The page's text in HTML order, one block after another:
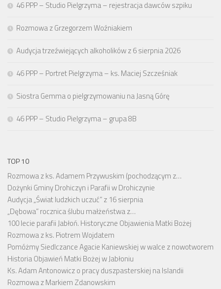
46 PPP – Studio Pielgrzyma – rejestracja dawców szpiku
Rozmowa z Grzegorzem Woźniakiem
Audycja trzeźwiejących alkoholików z 6 sierpnia 2026
46 PPP – Portret Pielgrzyma – ks. Maciej Szcześniak
Siostra Gemma o pielgrzymowaniu na Jasną Górę
46 PPP – Studio Pielgrzyma – grupa 8B
TOP 10
Rozmowa z ks. Adamem Przywuskim (pochodzącym z…
Dożynki Gminy Drohiczyn i Parafii w Drohiczynie
Audycja „Świat ludzkich uczuć” z 16 sierpnia
„Dębowa” rocznica ślubu małżeństwa z…
100 lecie parafii Jabłoń. Historyczne Objawienia Matki Bożej
Rozmowa z ks. Piotrem Wojdatem
Pomóżmy Siedlczance Agacie Kaniewskiej w walce z nowotworem
Historia Objawień Matki Bożej w Jabłoniu
Ks. Adam Antonowicz o pracy duszpasterskiej na Islandii
Rozmowa z Markiem Zdanowskim